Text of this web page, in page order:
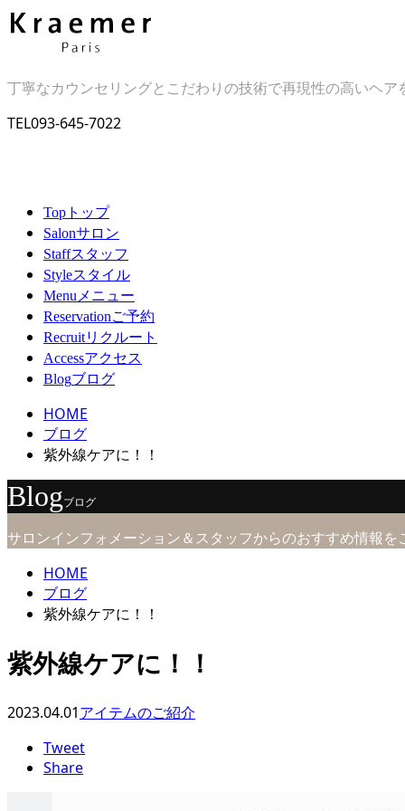
丁寧なカウンセリングとこだわりの技術で再現性の高いヘア
TEL093-645-7022
Top トップ
Salonサロン
Staffスタッフ
Styleスタイル
Menuメニュー
Reservationご予約
Recruitリクルート
Accessアクセス
Blogブログ
HOME
ブログ
紫外線ケアに！！
Blogブログ
サロンインフォメーション＆スタッフからのおすすめ情報を
HOME
ブログ
紫外線ケアに！！
紫外線ケアに！！
2023.04.01アイテムのご紹介
Tweet
Share